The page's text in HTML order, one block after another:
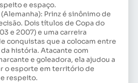
e espaço.
Prinz é sinônimo de
Dois títulos de Copa do
e 2007) e uma carreira
conquistas que a colocam entre
história. Atacante com
e goleadora, ela ajudou a
o esporte em território de
respeito.